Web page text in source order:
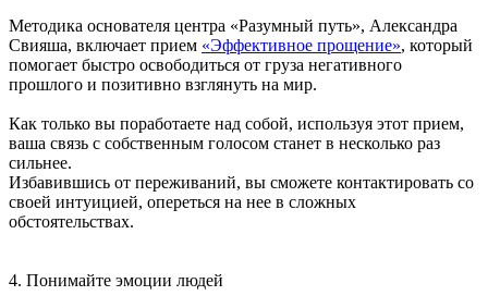
Методика основателя центра «Разумный путь», Александра
Свияша, включает прием «Эффективное прощение», который
помогает быстро освободиться от груза негативного
прошлого и позитивно взглянуть на мир.
Как только вы поработаете над собой, используя этот прием,
ваша связь с собственным голосом станет в несколько раз
сильнее.
Избавившись от переживаний, вы сможете контактировать со
своей интуицией, опереться на нее в сложных
обстоятельствах.
4. Понимайте эмоции людей